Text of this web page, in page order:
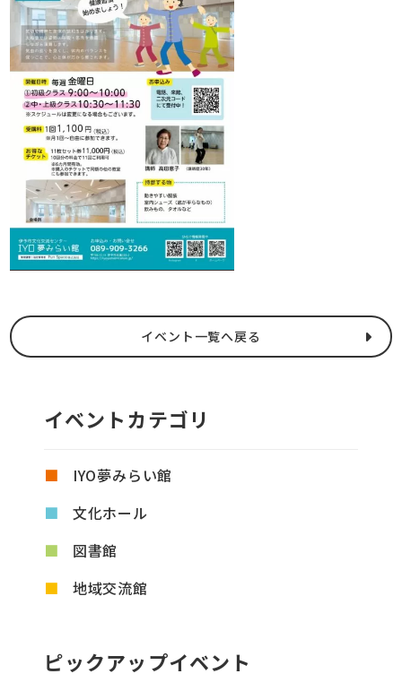
イベント一覧へ戻る
イベントカテゴリ
IYO夢みらい館
文化ホール
図書館
地域交流館
ピックアップイベント